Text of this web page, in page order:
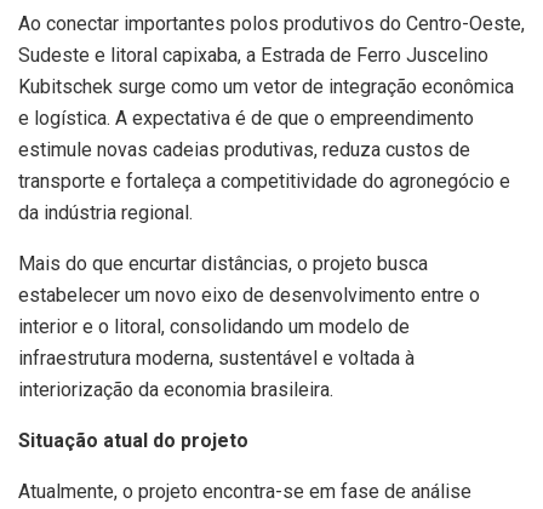
Ao conectar importantes polos produtivos do Centro-Oeste,
Sudeste e litoral capixaba, a Estrada de Ferro Juscelino
Kubitschek surge como um vetor de integração econômica
e logística. A expectativa é de que o empreendimento
estimule novas cadeias produtivas, reduza custos de
transporte e fortaleça a competitividade do agronegócio e
da indústria regional.
Mais do que encurtar distâncias, o projeto busca
estabelecer um novo eixo de desenvolvimento entre o
interior e o litoral, consolidando um modelo de
infraestrutura moderna, sustentável e voltada à
interiorização da economia brasileira.
Situação atual do projeto
Atualmente, o projeto encontra-se em fase de análise